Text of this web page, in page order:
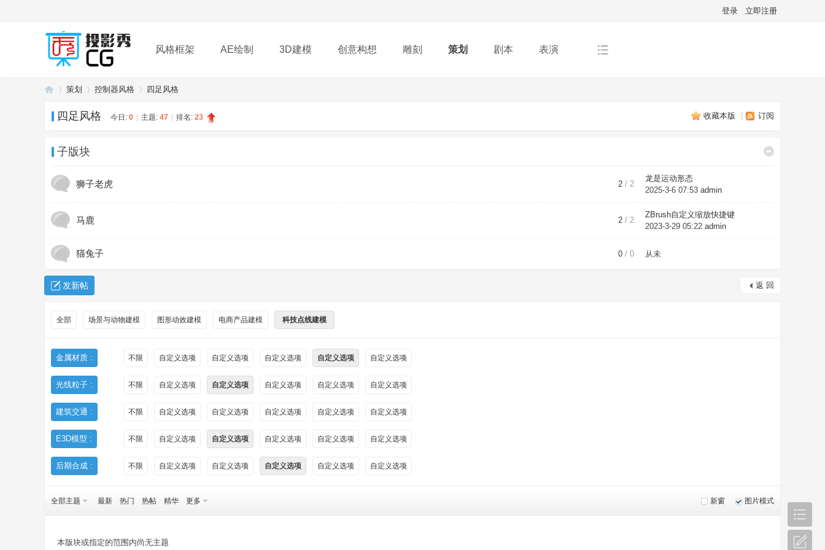
登录 立即注册
风格框架 AE绘制 3D建模 创意构想 雕刻 策划 剧本 表演
插件 帮助 下载
策划 控制器风格 四足风格
收藏本版 订阅
四足风格 今日: 0 主题: 47 排名: 23
子版块
狮子老虎 2 / 2
龙是运动形态
2025-3-6 07:53 admin
马鹿 2 / 2
ZBrush自定义缩放快捷键
2023-3-29 05:22 admin
猫兔子 0 / 0 从未
返 回
发新帖
全部 场景与动物建模 图形动效建模 电商产品建模 科技点线建模
金属材质 : 不限 自定义选项 自定义选项 自定义选项 自定义选项 自定义选项
光线粒子 : 不限 自定义选项 自定义选项 自定义选项 自定义选项 自定义选项
建筑交通 : 不限 自定义选项 自定义选项 自定义选项 自定义选项 自定义选项
E3D模型 : 不限 自定义选项 自定义选项 自定义选项 自定义选项 自定义选项
后期合成 : 不限 自定义选项 自定义选项 自定义选项 自定义选项 自定义选项
新窗
全部主题 最新 热门 热帖 精华 更多 图片模式
本版块或指定的范围内尚无主题